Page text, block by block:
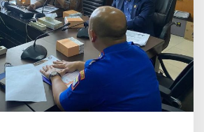
d
a
k
L
a
n
t